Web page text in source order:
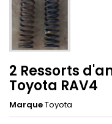
2 Ressorts
Toyota RAV4
MarqueToyota